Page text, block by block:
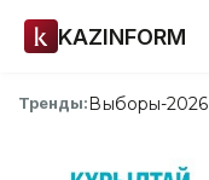
KAZINFORM
Тренды:Выборы-2026